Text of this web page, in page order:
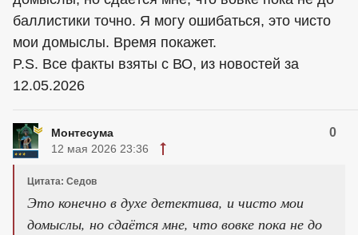
баллистики точно. Я могу ошибаться, это чисто
мои домыслы. Время покажет.
P.S. Все факты взяты с ВО, из новостей за
12.05.2026
Монтесума 0
12 мая 2026 23:36
Цитата: Седов
Это конечно в духе детектива, и чисто мои
домыслы, но сдаётся мне, что вовке пока не до